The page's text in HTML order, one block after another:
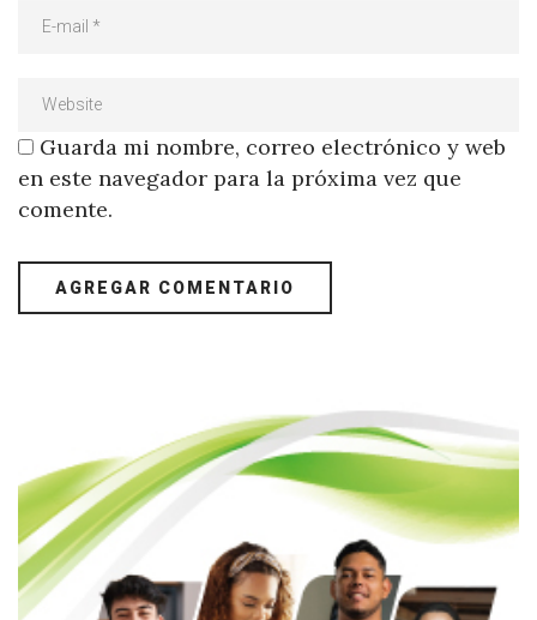
Guarda mi nombre, correo electrónico y web
en este navegador para la próxima vez que
comente.